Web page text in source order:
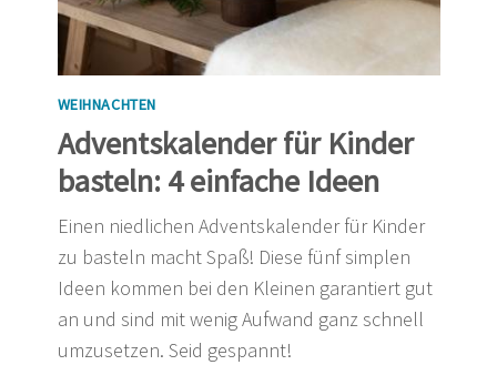
WEIHNACHTEN
Adventskalender für Kinder
basteln: 4 einfache Ideen
Einen niedlichen Adventskalender für Kinder
zu basteln macht Spaß! Diese fünf simplen
Ideen kommen bei den Kleinen garantiert gut
an und sind mit wenig Aufwand ganz schnell
umzusetzen. Seid gespannt!